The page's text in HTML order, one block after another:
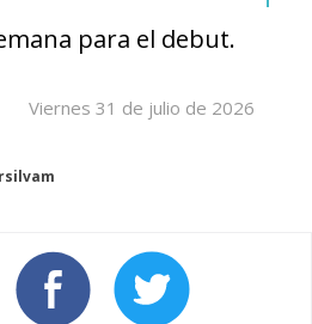
debutará en el
el próximo
al"Nick
para el debut.
Viernes 31 de julio de 2026